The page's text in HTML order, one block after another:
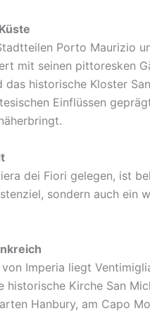
Porto Maurizio
mit seinen pittoresken
das historische Kloster
Einflüssen
dei Fiori gelegen, ist
sondern auch
Imperia liegt
historische Kirche San
Hanbury, am Capo